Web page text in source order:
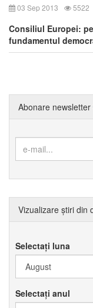
03 Sep 2013 5522
Consiliul Europei:
fundamentul
Abonare newsletter
Vizualizare știri din
Selectați luna
Selectați anul